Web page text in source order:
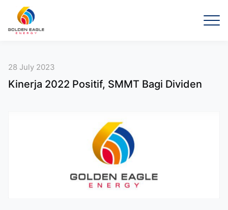
28 July 2023
Kinerja 2022 Positif, SMMT Bagi Dividen